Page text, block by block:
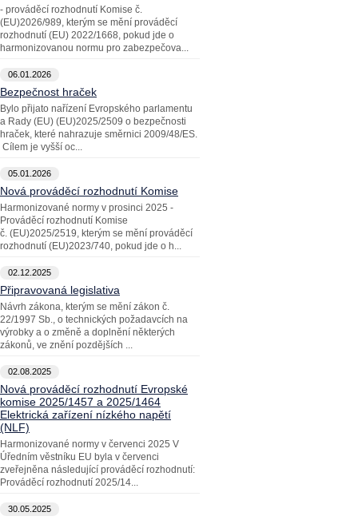
- prováděcí rozhodnutí Komise č.
(EU)2026/989, kterým se mění prováděcí
rozhodnutí (EU) 2022/1668, pokud jde o
harmonizovanou normu pro zabezpečova...
06.01.2026
Bezpečnost hraček
Bylo přijato nařízení Evropského parlamentu
a Rady (EU) (EU)2025/2509 o bezpečnosti
hraček, které nahrazuje směrnici 2009/48/ES.
Cílem je vyšší oc...
05.01.2026
Nová prováděcí rozhodnutí Komise
Harmonizované normy v prosinci 2025 -
Prováděcí rozhodnutí Komise
č. (EU)2025/2519, kterým se mění prováděcí
rozhodnutí (EU)2023/740, pokud jde o h...
02.12.2025
Připravovaná legislativa
Návrh zákona, kterým se mění zákon č.
22/1997 Sb., o technických požadavcích na
výrobky a o změně a doplnění některých
zákonů, ve znění pozdějších ...
02.08.2025
Nová prováděcí rozhodnutí Evropské
komise 2025/1457 a 2025/1464
Elektrická zařízení nízkého napětí
(NLF)
Harmonizované normy v červenci 2025 V
Úředním věstníku EU byla v červenci
zveřejněna následující prováděcí rozhodnutí:
Prováděcí rozhodnutí 2025/14...
30.05.2025